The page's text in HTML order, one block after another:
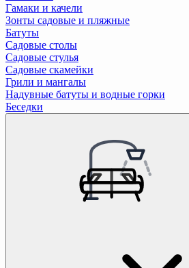
Гамаки и качели
Зонты садовые и пляжные
Батуты
Садовые столы
Садовые стулья
Садовые скамейки
Грили и мангалы
Надувные батуты и водные горки
Беседки